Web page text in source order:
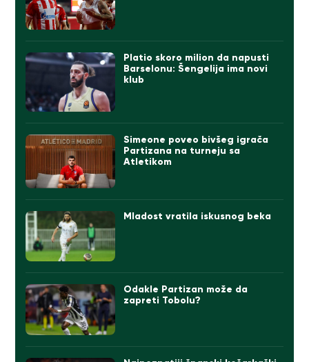
Platio skoro milion da napusti
Barselonu: Šengelija ima novi
klub
Simeone poveo bivšeg igrača
Partizana na turneju sa
Atletikom
Mladost vratila iskusnog beka
Odakle Partizan može da
zapreti Tobolu?